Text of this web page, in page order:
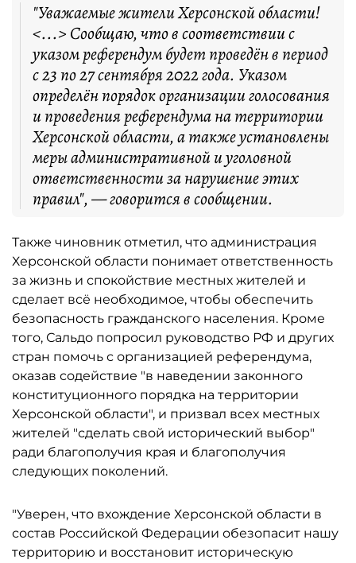
"Уважаемые жители Херсонской области!
<...> Сообщаю, что в соответствии с
указом референдум будет проведён в период
с 23 по 27 сентября 2022 года. Указом
определён порядок организации голосования
и проведения референдума на территории
Херсонской области, а также установлены
меры административной и уголовной
ответственности за нарушение этих
правил", — говорится в сообщении.
Также чиновник отметил, что администрация
Херсонской области понимает ответственность
за жизнь и спокойствие местных жителей и
сделает всё необходимое, чтобы обеспечить
безопасность гражданского населения. Кроме
того, Сальдо попросил руководство РФ и других
стран помочь с организацией референдума,
оказав содействие "в наведении законного
конституционного порядка на территории
Херсонской области", и призвал всех местных
жителей "сделать свой исторический выбор"
ради благополучия края и благополучия
следующих поколений.
"Уверен, что вхождение Херсонской области в
состав Российской Федерации обезопасит нашу
территорию и восстановит историческую